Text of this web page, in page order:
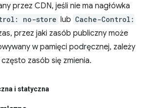
przez CDN, jeśli nie ma nagłówka
no-store lub Cache-Control:
przez jaki zasób publiczny może
w pamięci podręcznej, zależy
zasób się zmienia.
i statyczna